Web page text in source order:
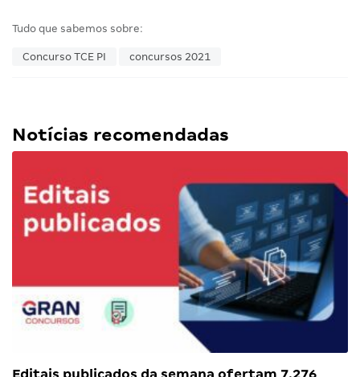
Tudo que sabemos sobre:
Concurso TCE PI concursos 2021
Notícias recomendadas